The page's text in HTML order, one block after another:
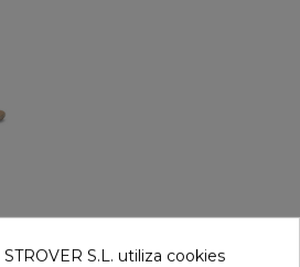
S.L. utiliza cookies